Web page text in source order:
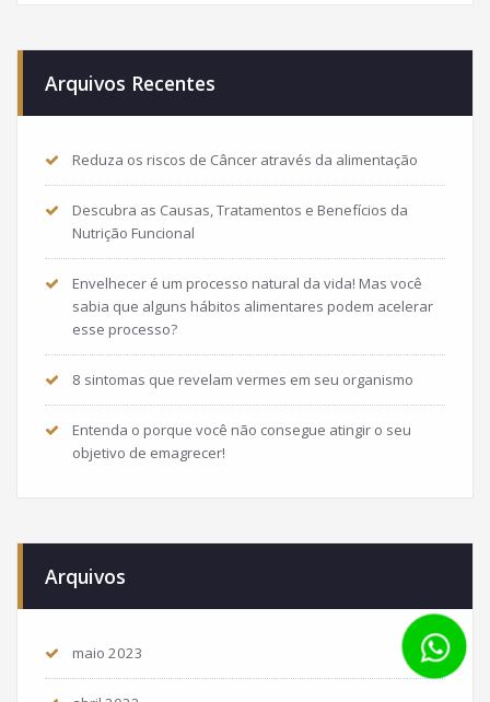
Arquivos Recentes
Reduza os riscos de Câncer através da alimentação
Descubra as Causas, Tratamentos e Benefícios da
Nutrição Funcional
Envelhecer é um processo natural da vida! Mas você
sabia que alguns hábitos alimentares podem acelerar
esse processo?
8 sintomas que revelam vermes em seu organismo
Entenda o porque você não consegue atingir o seu
objetivo de emagrecer!
Arquivos
maio 2023